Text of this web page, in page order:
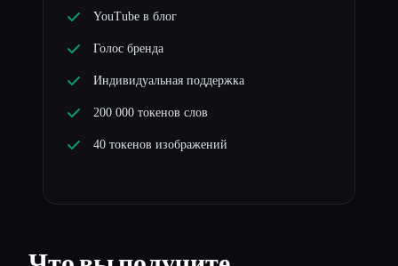
YouTube в блог
Голос бренда
Индивидуальная поддержка
200 000 токенов слов
40 токенов изображений